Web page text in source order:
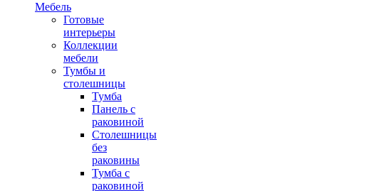
Мебель
Готовые
интерьеры
Коллекции
мебели
Тумбы и
столешницы
Тумба
Панель с
раковиной
Столешницы
без
раковины
Тумба с
раковиной